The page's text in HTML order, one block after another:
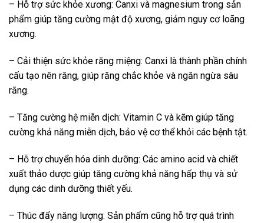
– Hỗ trợ sức khỏe xương: Canxi và magnesium trong sản
phẩm giúp tăng cường mật độ xương, giảm nguy cơ loãng
xương.
– Cải thiện sức khỏe răng miệng: Canxi là thành phần chính
cấu tạo nên răng, giúp răng chắc khỏe và ngăn ngừa sâu
răng.
– Tăng cường hệ miễn dịch: Vitamin C và kẽm giúp tăng
cường khả năng miễn dịch, bảo vệ cơ thể khỏi các bệnh tật.
– Hỗ trợ chuyển hóa dinh dưỡng: Các amino acid và chiết
xuất thảo dược giúp tăng cường khả năng hấp thụ và sử
dụng các dinh dưỡng thiết yếu.
– Thúc đẩy năng lượng: Sản phẩm cũng hỗ trợ quá trình